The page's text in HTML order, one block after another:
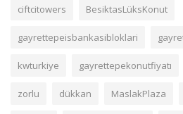
ciftcitowers BesiktasLüksKonut
gayrettepeisbankasibloklari
kwturkiye gayrettepekonutfiyatı
zorlu dükkan MaslakPlaza